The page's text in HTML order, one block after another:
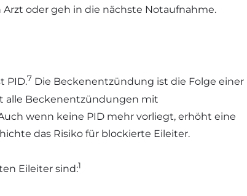
oder geh in die nächste Notaufnahme.
PID.7 Die Beckenentzündung ist die Folge einer
alle Beckenentzündungen mit
wenn keine PID mehr vorliegt, erhöht eine
das Risiko für blockierte Eileiter.
Eileiter sind:1